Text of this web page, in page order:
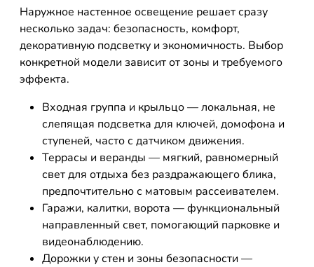
Наружное настенное освещение решает сразу
несколько задач: безопасность, комфорт,
декоративную подсветку и экономичность. Выбор
конкретной модели зависит от зоны и требуемого
эффекта.
Входная группа и крыльцо — локальная, не
слепящая подсветка для ключей, домофона и
ступеней, часто с датчиком движения.
Террасы и веранды — мягкий, равномерный
свет для отдыха без раздражающего блика,
предпочтительно с матовым рассеивателем.
Гаражи, калитки, ворота — функциональный
направленный свет, помогающий парковке и
видеонаблюдению.
Дорожки у стен и зоны безопасности —